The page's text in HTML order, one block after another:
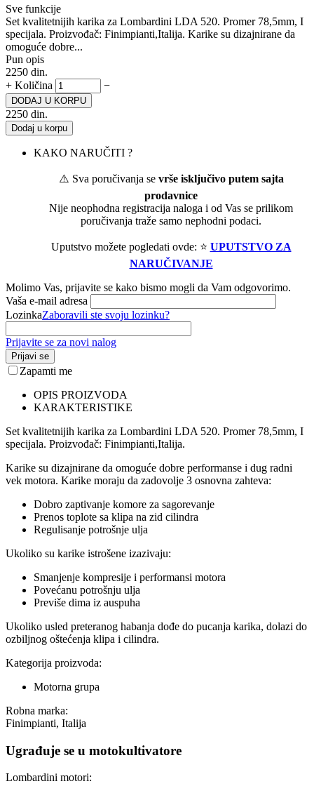
Sve funkcije
Set kvalitetnijih karika za Lombardini LDA 520. Promer 78,5mm, I
specijala. Proizvođač: Finimpianti,Italija. Karike su dizajnirane da
omoguće dobre...
Pun opis
2250 din.
+ Količina −
DODAJ U KORPU
2250 din.
Dodaj u korpu
KAKO NARUČITI ?
⚠️ Sva poručivanja se vrše isključivo putem sajta
prodavnice
Nije neophodna registracija naloga i od Vas se prilikom
poručivanja traže samo nephodni podaci.
Uputstvo možete pogledati ovde: ⭐ UPUTSTVO ZA
NARUČIVANJE
Molimo Vas, prijavite se kako bismo mogli da Vam odgovorimo.
Vaša e-mail adresa
LozinkaZaboravili ste svoju lozinku?
Prijavite se za novi nalog
Prijavi se
Zapamti me
OPIS PROIZVODA
KARAKTERISTIKE
Set kvalitetnijih karika za Lombardini LDA 520. Promer 78,5mm, I
specijala. Proizvođač: Finimpianti,Italija.
Karike su dizajnirane da omoguće dobre performanse i dug radni
vek motora. Karike moraju da zadovolje 3 osnovna zahteva:
Dobro zaptivanje komore za sagorevanje
Prenos toplote sa klipa na zid cilindra
Regulisanje potrošnje ulja
Ukoliko su karike istrošene izazivaju:
Smanjenje kompresije i performansi motora
Povećanu potrošnju ulja
Previše dima iz auspuha
Ukoliko usled preteranog habanja dođe do pucanja karika, dolazi do
ozbiljnog oštećenja klipa i cilindra.
Kategorija proizvoda:
Motorna grupa
Robna marka:
Finimpianti, Italija
Ugrađuje se u motokultivatore
Lombardini motori: